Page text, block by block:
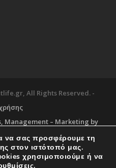
All Rights Reserved. -
, Management – Marketing by
Corporate Support
να σας προσφέρουμε τη
στον ιστότοπό μας.
χρησιμοποιούμε ή να
.